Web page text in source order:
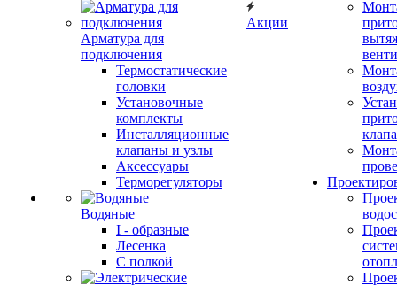
Арматура для
подключения
Термостатические
головки
Установочные
комплекты
Инсталляционные
клапаны и узлы
Аксессуары
Терморегуляторы
Водяные
I - образные
Лесенка
С полкой
Акции